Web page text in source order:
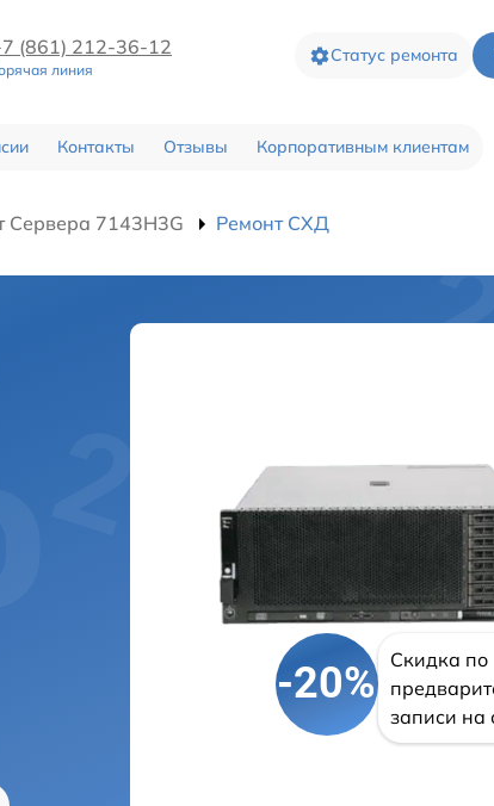
(861) 212-36-12
линия
Статус ремонта
Контакты Отзывы Корпоративным клиентам
Сервера 7143H3G Ремонт СХД
-20%
Скидка по
записи на